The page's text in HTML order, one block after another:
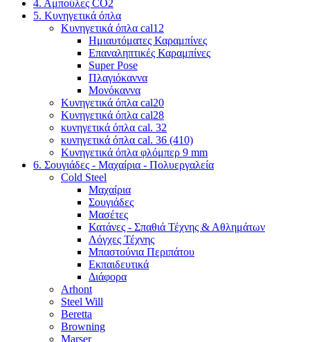
4. Αμπούλες CO2
5. Κυνηγετικά όπλα
Κυνηγετικά όπλα cal12
Ημιαυτόματες Καραμπίνες
Επαναληπτικές Καραμπίνες
Super Pose
Πλαγιόκαννα
Μονόκαννα
Κυνηγετικά όπλα cal20
Κυνηγετικά όπλα cal28
κυνηγετικά όπλα cal. 32
κυνηγετικά όπλα cal. 36 (410)
Κυνηγετικά όπλα φλόμπερ 9 mm
6. Σουγιάδες - Μαχαίρια - Πολυεργαλεία
Cold Steel
Μαχαίρια
Σουγιάδες
Μασέτες
Κατάνες - Σπαθιά Τέχνης & Αθλημάτων
Λόγχες Τέχνης
Μπαστούνια Περιπάτου
Εκπαιδευτικά
Διάφορα
Arhont
Steel Will
Beretta
Browning
Marser